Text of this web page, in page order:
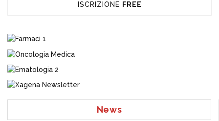
ISCRIZIONE FREE
News